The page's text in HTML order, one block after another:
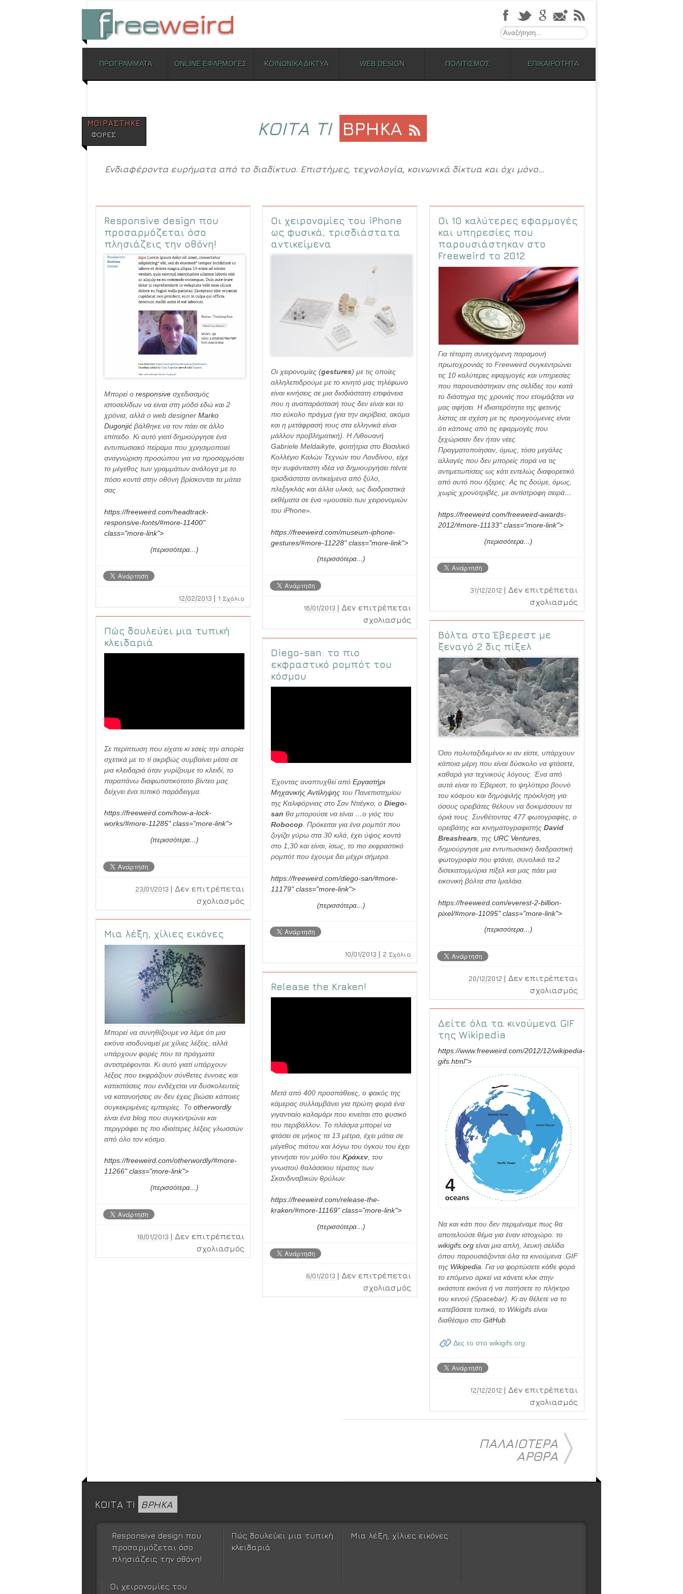
Search
Skip to content
ΠΡΟΓΡΑΜΜΑΤΑ ONLINE ΕΦΑΡΜΟΓΕΣ ΚΟΙΝΩΝΙΚΑ ΔΙΚΤΥΑ WEB DESIGN ΠΟΛΙΤΙΣΜΟΣ ΕΠΙΚΑΙΡΟΤΗΤΑ
ΜΟΙΡΑΣΤΗΚΕ
ΦΟΡΕΣ ΚΟΙΤΑ ΤΙ ΒΡΗΚΑ
Ενδιαφέροντα ευρήματα από το διαδίκτυο. Επιστήμες, τεχνολογία, κοινωνικά δίκτυα και όχι μόνο…
Responsive design που
προσαρμόζεται όσο
πλησιάζεις την οθόνη!
Μπορεί ο responsive σχεδιασμός
ιστοσελίδων να είναι στη μόδα εδώ και 2
χρόνια, αλλά ο web designer Marko
Dugonjić βάλθηκε να τον πάει σε άλλο
επίπεδο. Κι αυτό γιατί δημιούργησε ένα
εντυπωσιακό πείραμα που χρησιμοποιεί
αναγνώριση προσώπου για να προσαρμόσει
το μέγεθος των γραμμάτων ανάλογα με το
πόσο κοντά στην οθόνη βρίσκονται τα μάτια
σας.
https://freeweird.com/headtrack-
responsive-fonts/#more-11400"
class="more-link">
(περισσότερα…)
12/02/2013 | 1 Σχόλιο
Πώς δουλεύει μια τυπική
κλειδαριά
Σε περίπτωση που είχατε κι εσείς την απορία
σχετικά με το τί ακριβώς συμβαίνει μέσα σε
μια κλειδαριά όταν γυρίζουμε το κλειδί, το
παραπάνω διαφωτιστικότατο βίντεο μας
δείχνει ένα τυπικό παράδειγμα.
https://freeweird.com/how-a-lock-
works/#more-11285" class="more-link">
(περισσότερα…)
23/01/2013 | Δεν επιτρέπεται
σχολιασμόςστο
Πώς
δουλεύει
κλειδαριά
Μια λέξη, χίλιες εικόνες
Μπορεί να συνηθίζουμε να λέμε ότι μια
εικόνα ισοδυναμεί με χίλιες λέξεις, αλλά
υπάρχουν φορές που τα πράγματα
αντιστρέφονται. Κι αυτό γιατί υπάρχουν
λέξεις που εκφράζουν σύνθετες έννοιες και
καταστάσεις που ενδέχεται να δυσκολευτείς
να κατανοήσεις αν δεν έχεις βιώσει κάποιες
συγκεκριμένες εμπειρίες. Το otherwordly
είναι ένα blog που συγκεντρώνει και
περιγράφει τις πιο ιδιαίτερες λέξεις γλωσσών
από όλο τον κόσμο.
https://freeweird.com/otherwordly/#more-
11266" class="more-link">
(περισσότερα…)
18/01/2013 | Δεν επιτρέπεται
σχολιασμόςστο
Μια
εικόνες
Οι χειρονομίες του iPhone
ως φυσικά, τρισδιάστατα
αντικείμενα
Οι χειρονομίες (gestures) με τις οποίες
αλληλεπιδρούμε με το κινητό μας τηλέφωνο
είναι κινήσεις σε μια δισδιάστατη επιφάνεια
που η αναπαράστασή τους δεν είναι και το
πιο εύκολο πράγμα (για την ακρίβεια, ακόμα
και η μετάφρασή τους στα ελληνικά είναι
μάλλον προβληματική). Η Λιθουανή
Gabriele Meldaikyte, φοιτήτρια στο Βασιλικό
Κολλέγιο Καλών Τεχνών του Λονδίνου, είχε
την ευφάνταστη ιδέα να δημιουργήσει πέντε
τρισδιάστατα αντικείμενα από ξύλο,
πλεξιγκλάς και άλλα υλικά, ως διαδραστικά
εκθέματα σε ένα «μουσείο των χειρονομιών
του iPhone».
https://freeweird.com/museum-iphone-
gestures/#more-11228" class="more-link">
(περισσότερα…)
16/01/2013 | Δεν επιτρέπεται
σχολιασμός
Οι
χειρονομίες
φυσικά,
τρισδιάστατα
αντικείμενα
Diego-san: το πιο
εκφραστικό ρομπότ του
κόσμου
Έχοντας αναπτυχθεί απόΕργαστήρι
Μηχανικής Αντίληψης του Πανεπιστημίου
της Καλιφόρνιας στο Σαν Ντιέγκο, οDiego-
san θα μπορούσε να είναι …ο γιός του
Robocop. Πρόκειται για ένα ρομπότ που
ζυγίζει γύρω στα 30 κιλά, έχει ύψος κοντά
στο 1,30 και είναι, ίσως, το πιο εκφραστικό
ρομπότ που έχουμε δει μέχρι σήμερα.
https://freeweird.com/diego-san/#more-
11179" class="more-link">
(περισσότερα…)
10/01/2013 | 2 Σχόλια
Release the Kraken!
Mετά από 400 προσπάθειες, o φακός της
κάμερας συλλαμβάνει για πρώτη φορά ένα
γιγαντιαίο καλαμάρι που κινείται στο φυσικό
του περιβάλλον. Το πλάσμα μπορεί να
φτάσει σε μήκος τα 13 μέτρα, έχει μάτια σε
μέγεθος πιάτου και λόγω του όγκου του έχει
γεννήσει τον μύθο τουΚράκεν , του
γνωστού θαλάσσιου τέρατος των
Σκανδιναβικών θρύλων.
https://freeweird.com/release-the-
kraken/#more-11169" class="more-link">
(περισσότερα…)
8/01/2013 | Δεν επιτρέπεται
σχολιασμός
Release
Kraken!
Οι 10 καλύτερες εφαρμογές
και υπηρεσίες που
παρουσιάστηκαν στο
Freeweird το 2012
Για τέταρτη συνεχόμενη παραμονή
πρωτοχρονιάς το Freeweird συγκεντρώνει
τις 10 καλύτερες εφαρμογές και υπηρεσίες
που παρουσιάστηκαν στις σελίδες του κατά
το διάστημα της χρονιάς που ετοιμάζεται να
μας αφήσει. Η ιδιαιτερότητα της φετινής
λίστας σε σχέση με τις προηγούμενες είναι
ότι κάποιες από τις εφαρμογές που
ξεχώρισαν δεν ήταν νέες.
Πραγματοποίησαν, όμως, τόσο μεγάλες
αλλαγές που δεν μπορείς παρά να τις
αντιμετωπίσεις ως κάτι εντελώς διαφορετικό
από αυτό που ήξερες. Ας τις δούμε, όμως,
χωρίς χρονοτριβές, με αντίστροφη σειρά…
https://freeweird.com/freeweird-awards-
2012/#more-11133" class="more-link">
(περισσότερα…)
31/12/2012 | Δεν επιτρέπεται
σχολιασμός
Οι
υπηρεσίες
που
παρουσιάστηκαν
στο
Freeweird
το
Βόλτα στο Έβερεστ με
ξεναγό 2 δις πίξελ
Όσο πολυταξιδεμένοι κι αν είστε, υπάρχουν
κάποια μέρη που είναι δύσκολο να φτάσετε,
καθαρά για τεχνικούς λόγους. Ένα από
αυτά είναι το Έβερεστ, το ψηλότερο βουνό
του κόσμου και δημοφιλής πρόκληση για
όσους ορειβάτες θέλουν να δοκιμάσουν τα
όριά τους. Συνθέτοντας 477 φωτογραφίες, ο
ορειβάτης και κινηματογραφιστής David
Breashears, της URC Ventures,
δημιούργησε μια εντυπωσιακή διαδραστική
φωτογραφία που φτάνει, συνολικά τα 2
δισεκατομμύρια πίξελ και μας πάει μια
εικονική βόλτα στα Ιμαλάια.
https://freeweird.com/everest-2-billion-
pixel/#more-11095" class="more-link">
(περισσότερα…)
20/12/2012 | Δεν επιτρέπεται
σχολιασμός
Βόλτα
ξεναγό
Δείτε όλα τα κινούμενα GIF
της Wikipedia
https://www.freeweird.com/2012/12/wikipedia-
gifs.html">
Να και κάτι που δεν περιμέναμε πως θα
αποτελούσε θέμα για έναν ιστοχώρο: το
wikigifs.orgείναι μια απλή, λευκή σελίδα
όπου παρουσιάζονται όλα τα κινούμενα .GIF
της Wikipedia. Για να φορτώσετε κάθε φορά
το επόμενο αρκεί να κάνετε κλικ στην
εκάστοτε εικόνα ή να πατήσετε το πλήκτρο
του κενού (Spacebar). Κι αν θέλετε να το
κατεβάσετε τοπικά, το Wikigifs είναι
διαθέσιμο στο GitHub.
Δες το στο wikigifs.org
12/12/2012 | Δεν επιτρέπεται
σχολιασμός
Δείτε
〉
ΠΑΛΑΙΟΤΕΡΑ
ΑΡΘΡΑ
ΚΟΙΤΑ ΤΙ ΒΡΗΚΑ
Responsive design που
προσαρμόζεται όσο
πλησιάζεις την οθόνη!
Πώς δουλεύει μια τυπική
κλειδαριά
Μια λέξη, χίλιες εικόνες
Οι χειρονομίες του